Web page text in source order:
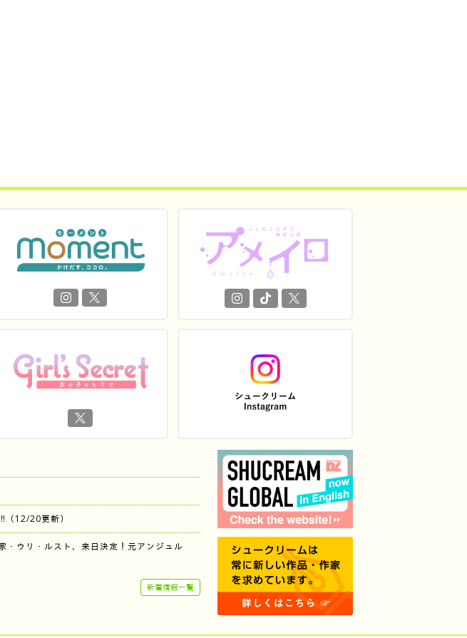
12/20更新）
・ウリ・ルスト、来日決定！元アンジュル
新着情報一覧